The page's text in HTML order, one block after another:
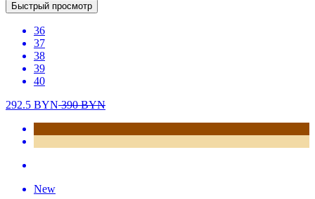
Быстрый просмотр
36
37
38
39
40
292.5 BYN390BYN
New